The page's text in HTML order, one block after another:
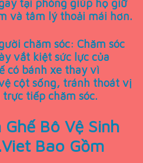
tại phòng giúp họ giữ
và tâm lý thoải mái hơn.
chăm sóc: Chăm sóc
vắt kiệt sức lực của
có bánh xe thay vì
cột sống, tránh thoát vị
tiếp chăm sóc.
Bô Vệ Sinh
Bao Gồm